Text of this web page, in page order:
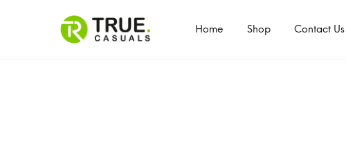
Menu
Home Shop Contact Us